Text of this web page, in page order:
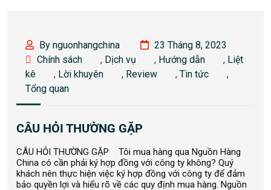
By nguonhangchina
23 Tháng 8, 2023
Chính sách
, Dịch vụ , Hướng dẫn , Liệt
kê
, Lời khuyên , Review , Tin tức
,
Tổng quan
CÂU HỎI THƯỜNG GẶP
CÂU HỎI THƯỜNG GẶP Tôi mua hàng qua Nguồn Hàng
China có cần phải ký hợp đồng với công ty không? Quý
khách nên thực hiện việc ký hợp đồng với công ty để đảm
bảo quyền lợi và hiểu rõ về các quy định mua hàng. Nguồn